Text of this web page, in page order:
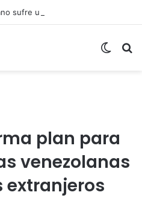
plan para
venezolanas
extranjeros